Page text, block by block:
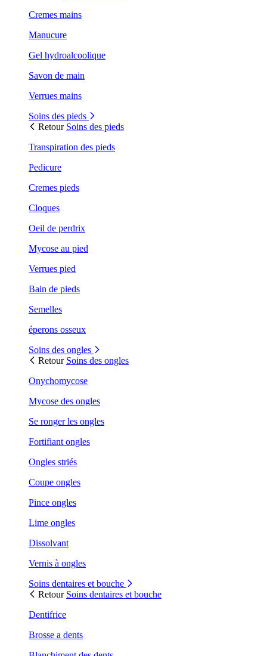
Cremes mains
Manucure
Gel hydroalcoolique
Savon de main
Verrues mains
Soins des pieds
Retour Soins des pieds
Transpiration des pieds
Pedicure
Cremes pieds
Cloques
Oeil de perdrix
Mycose au pied
Verrues pied
Bain de pieds
Semelles
éperons osseux
Soins des ongles
Retour Soins des ongles
Onychomycose
Mycose des ongles
Se ronger les ongles
Fortifiant ongles
Ongles striés
Coupe ongles
Pince ongles
Lime ongles
Dissolvant
Vernis à ongles
Soins dentaires et bouche
Retour Soins dentaires et bouche
Dentifrice
Brosse a dents